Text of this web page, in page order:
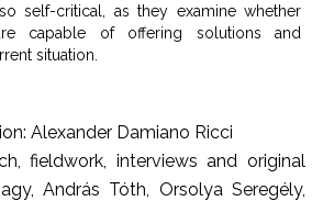
self-critical, as they examine whether
capable of offering solutions and
situation.
Alexander Damiano Ricci
fieldwork, interviews and original
András Tóth, Orsolya Seregély,